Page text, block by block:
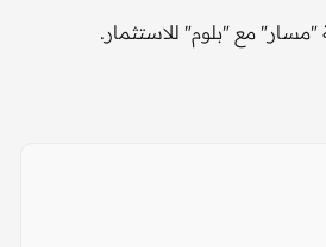
مع "بلوم" للاستثمار.